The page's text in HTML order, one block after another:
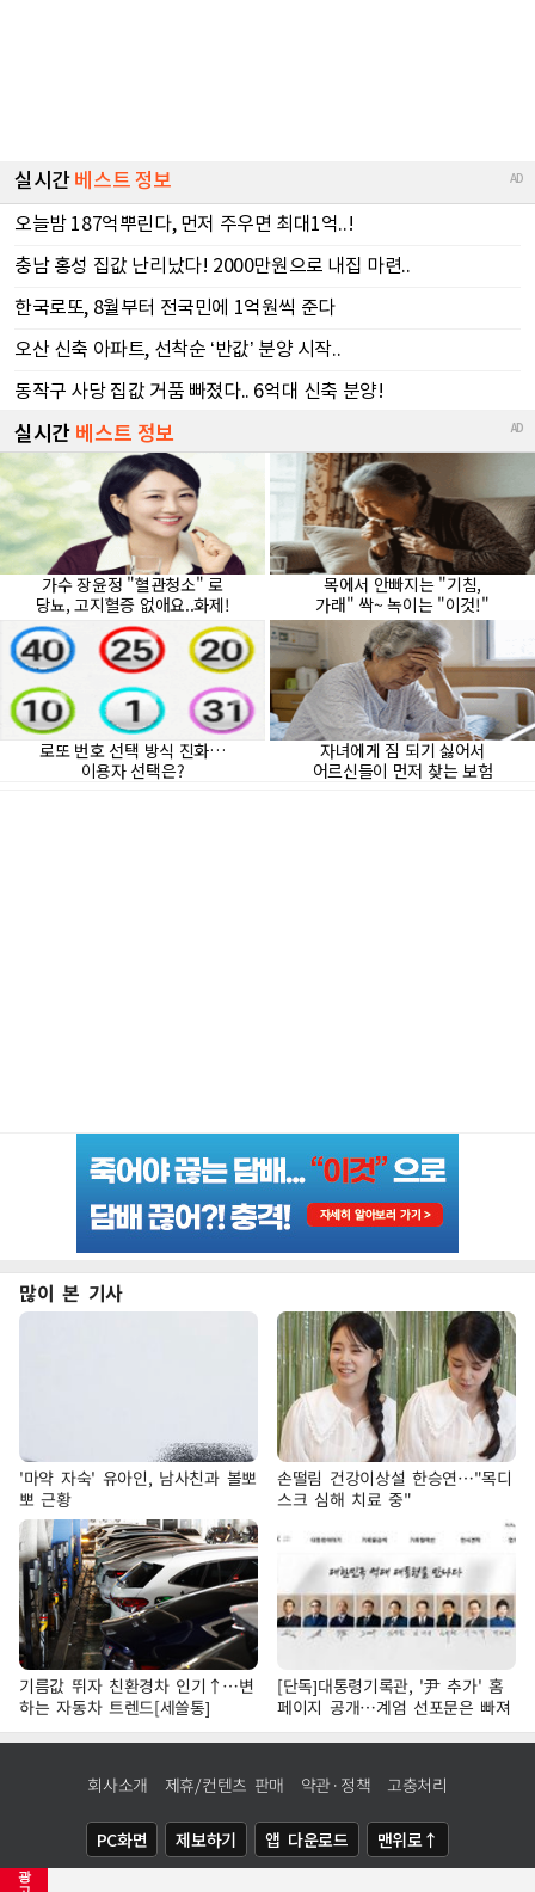
광
많이 본 기사
'마약 자숙' 유아인, 남사친과 볼뽀
뽀 근황
손떨림 건강이상설 한승연…"목디
스크 심해 치료 중"
기름값 뛰자 친환경차 인기↑…변
하는 자동차 트렌드[세쓸통]
[단독]대통령기록관, '尹 추가' 홈
페이지 공개…계엄 선포문은 빠져
회사소개 제휴/컨텐츠 판매 약관·정책 고충처리
PC화면 제보하기 앱 다운로드 맨위로↑